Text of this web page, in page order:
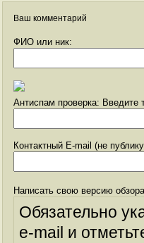
Ваш комментарий
ФИО или ник:
Антиспам проверка: Введите
Контактный E-mail (не
Написать свою версию
Обязательно
e-mail и